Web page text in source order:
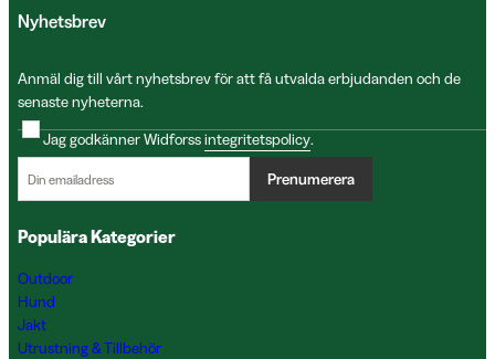
Nyhetsbrev
Anmäl dig till vårt nyhetsbrev för att få utvalda erbjudanden och de
senaste nyheterna.
Jag godkänner Widforssintegritetspolicy.
Prenumerera
Populära Kategorier
Outdoor
Hund
Jakt
Utrustning & Tillbehör